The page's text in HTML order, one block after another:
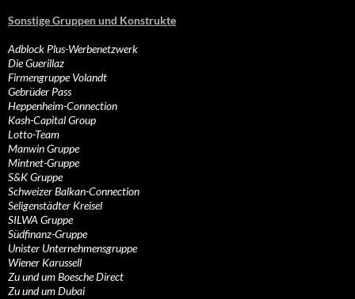
Sonstige Gruppen und Konstrukte
Adblock Plus-Werbenetzwerk
Die Guerillaz
Firmengruppe Volandt
Gebrüder Pass
Heppenheim-Connection
Kash-Capital Group
Lotto-Team
Manwin Gruppe
Mintnet-Gruppe
S&K Gruppe
Schweizer Balkan-Connection
Seligenstädter Kreisel
SILWA Gruppe
Südfinanz-Gruppe
Unister Unternehmensgruppe
Wiener Karussell
Zu und um Boesche Direct
Zu und um Dubai